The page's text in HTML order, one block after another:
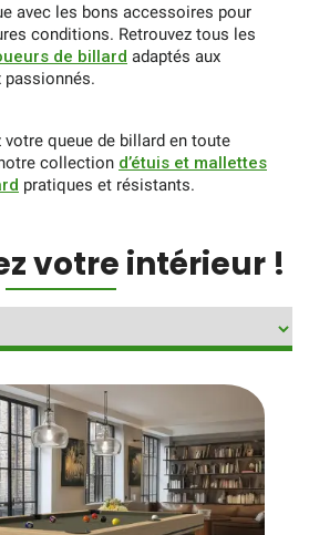
avec les bons accessoires pour
conditions. Retrouvez tous les
de billard adaptés aux
passionnés.
votre queue de billard en toute
collection d’étuis et mallettes
pratiques et résistants.
votre intérieur !